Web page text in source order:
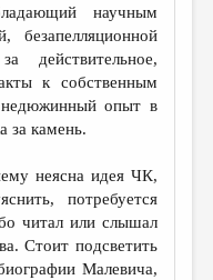
научным
безапелляционной
действительное,
к собственным
опыт в
за камень.
неясна идея ЧК,
потребуется
читал или слышал
Стоит подсветить
Малевича,